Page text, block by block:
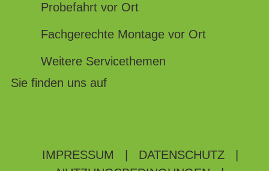
Probefahrt vor Ort
Fachgerechte Montage vor Ort
Weitere Servicethemen
Sie finden uns auf
IMPRESSUM DATENSCHUTZ